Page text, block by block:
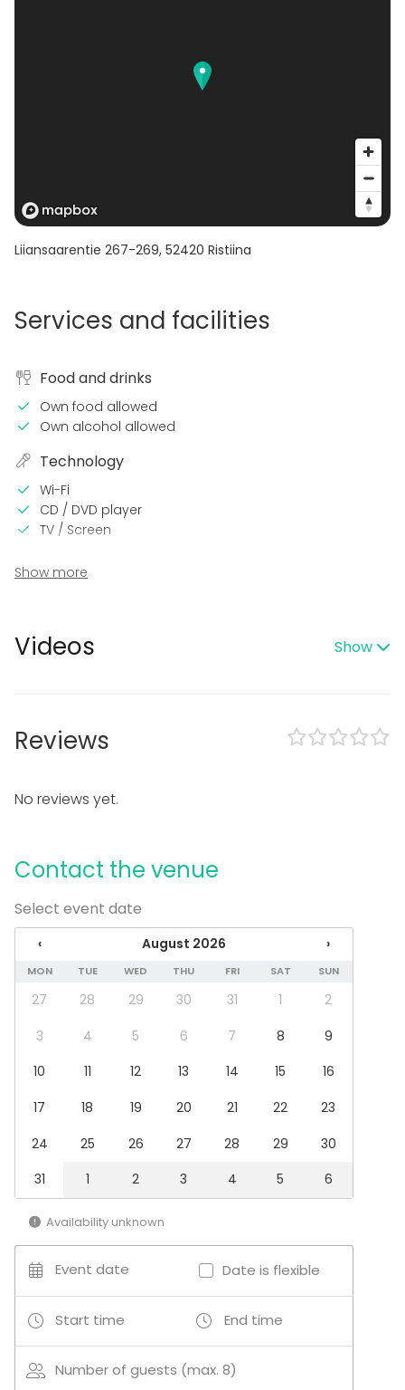
Liiansaarentie 267-269, 52420 Ristiina
Services and facilities
Food and drinks
Own food allowed
Own alcohol allowed
Technology
Wi-Fi
CD / DVD player
TV / Screen
In the venue
Garden
Event types
Wedding
Meeting
Conference / Seminar
Fair / Exhibition
Performance / Show
Recreation
Experience / Activity
Christmas Party
Venue type
Cabin / Cottage
Activities
Swimming
Additional information about services and facilities
Puitteisiin kuuluu lisäksi:
- Jääkaappipakastin, sähköliesi, sähköuuni,
mikroaaltouuni, leivänpaahdin, kahvinkeitin, komposti
biojätteille
- Juomavesi hanasta, oma porakaivo
- Pölynimuri, siivousvälineet, roskapussit
Show more
Videos Show
Reviews
No reviews yet.
Contact the venue
Select event date
‹ August 2026 ›
MON TUE WED THU FRI SAT SUN
27 28 29 30 31 1
2
3
4 5 6 7 8
9
10
11 12 13 14 15
16
17
18 19 20 21 22
23
24
25 26 27 28 29
30
31
1 2 3 4 5 6
Availability unknown
Event date Date is flexible
Start time End time
Number of guests (max. 8)